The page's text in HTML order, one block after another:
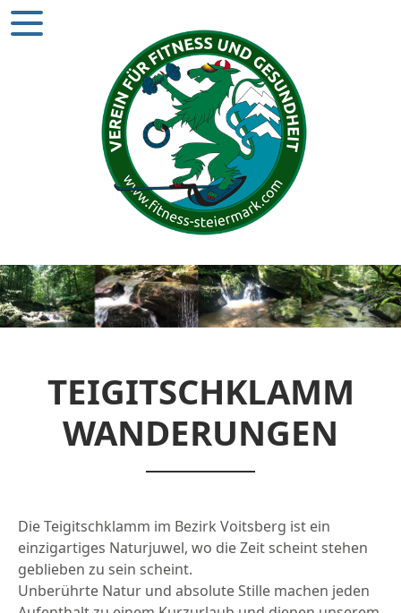
TEIGITSCHKLAMM
WANDERUNGEN
Die Teigitschklamm im Bezirk Voitsberg ist ein
einzigartiges Naturjuwel, wo die Zeit scheint stehen
geblieben zu sein scheint.
Unberührte Natur und absolute Stille machen jeden